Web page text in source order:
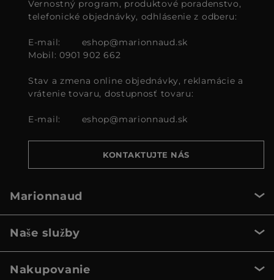
Vernostný program, produktové poradenstvo,
telefonické objednávky, odhlásenie z odberu:
E-mail:
eshop@marionnaud.sk
Mobil: 0901 902 662
Stav a zmena online objednávky, reklamácie a
vrátenie tovaru, dostupnosť tovaru:
E-mail: eshop@marionnaud.sk
KONTAKTUJTE NÁS
Marionnaud
Naše služby
Nakupovanie